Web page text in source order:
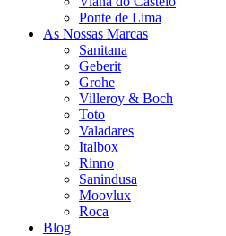
Ponte de Lima
As Nossas Marcas
Sanitana
Geberit
Grohe
Villeroy & Boch
Toto
Valadares
Italbox
Rinno
Sanindusa
Moovlux
Roca
Blog